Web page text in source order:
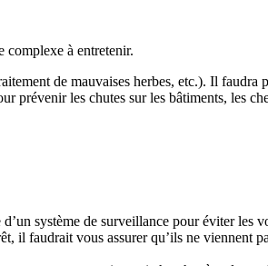
complexe à entretenir.
de mauvaises herbes, etc.). Il
prévenir les chutes sur les bâtiments, les
système de surveillance pour éviter les
il faudrait vous assurer qu’ils ne